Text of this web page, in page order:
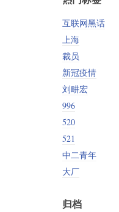
互联网黑话
上海
裁员
新冠疫情
刘畊宏
996
520
521
中二青年
大厂
归档